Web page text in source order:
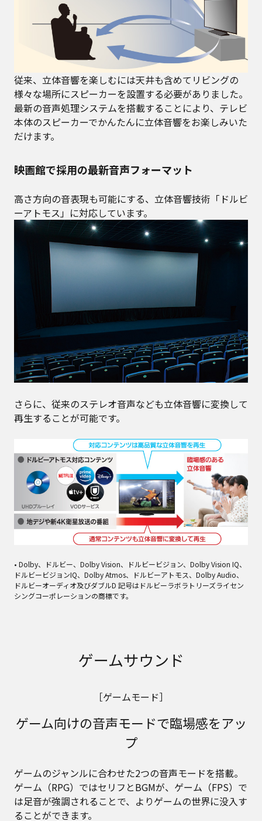
従来、立体音響を楽しむには天井も含めてリビングの
様々な場所にスピーカーを設置する必要がありました。
最新の音声処理システムを搭載することにより、テレビ
本体のスピーカーでかんたんに立体音響をお楽しみいた
だけます。
映画館で採用の最新音声フォーマット
高さ方向の音表現も可能にする、立体音響技術「ドルビ
ーアトモス」に対応しています。
さらに、従来のステレオ音声なども立体音響に変換して
再生することが可能です。
• Dolby、ドルビー、Dolby Vision、ドルビービジョン、Dolby Vision IQ、
ドルビービジョンIQ、Dolby Atmos、ドルビーアトモス、Dolby Audio、
ドルビーオーディオ及びダブルD 記号はドルビーラボラトリーズライセン
シングコーポレーションの商標です。
ゲームサウンド
［ゲームモード］
ゲーム向けの音声モードで臨場感をアッ
プ
ゲームのジャンルに合わせた2つの音声モードを搭載。
ゲーム（RPG）ではセリフとBGMが、ゲーム（FPS）で
は足音が強調されることで、よりゲームの世界に没入す
ることができます。